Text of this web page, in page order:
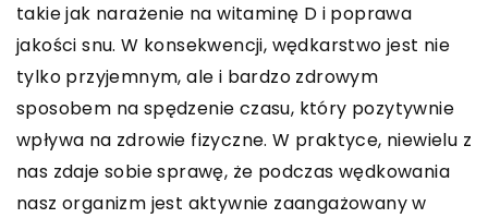
takie jak narażenie na witaminę D i poprawa
jakości snu. W konsekwencji, wędkarstwo jest nie
tylko przyjemnym, ale i bardzo zdrowym
sposobem na spędzenie czasu, który pozytywnie
wpływa na zdrowie fizyczne. W praktyce, niewielu z
nas zdaje sobie sprawę, że podczas wędkowania
nasz organizm jest aktywnie zaangażowany w